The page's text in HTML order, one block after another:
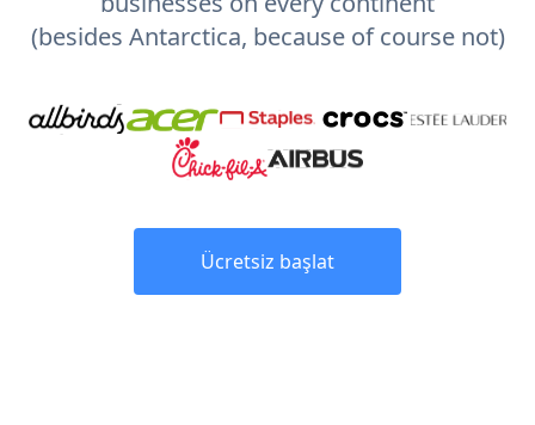
(besides Antarctica, because of course not)
Ücretsiz başlat